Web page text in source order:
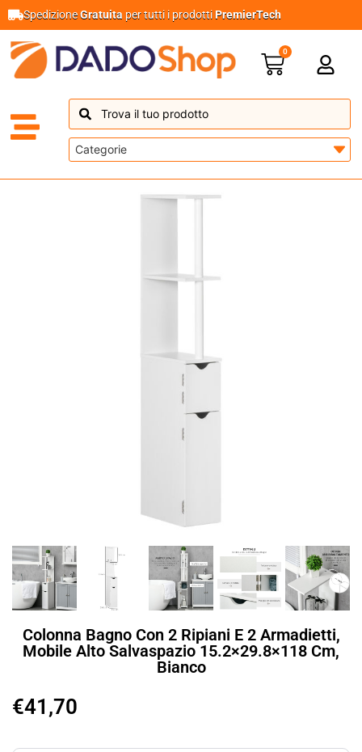
SpedizioneGratuita per tutti i prodottiPremierTech
0
Colonna Bagno Con 2 Ripiani E 2 Armadietti,
Mobile Alto Salvaspazio 15.2×29.8×118 Cm,
Bianco
€41,70